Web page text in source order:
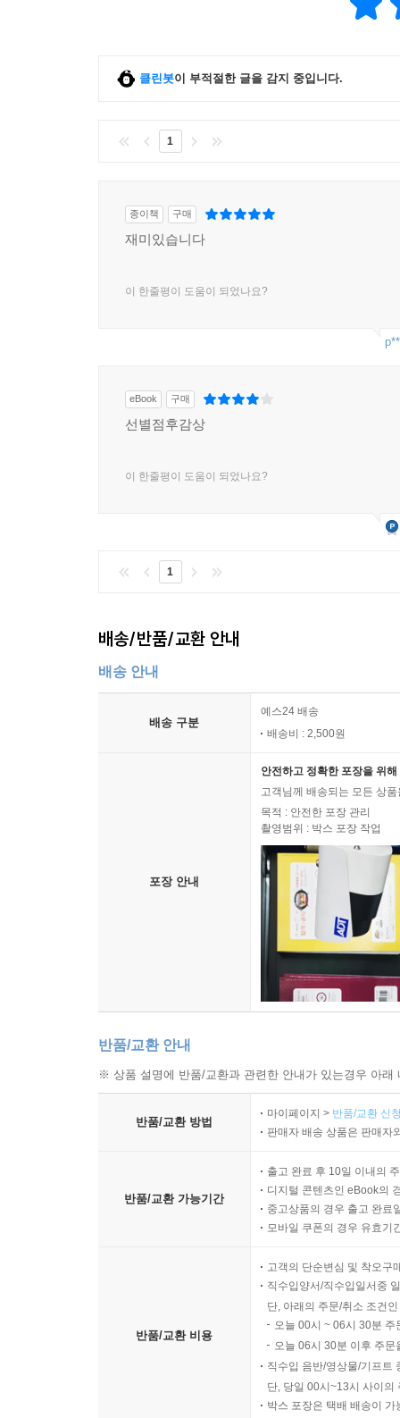
클린봇이 부적절한 글을 감지 중입니다.
1
종이책 구매
재미있습니다
이 한줄평이 도움이 되었나요?
eBook 구매
선별점후감상
이 한줄평이 도움이 되었나요?
1
배송/반품/교환 안내
배송 안내
배송 구분
예스24 배송
배송비 : 2,500원
포장 안내
안전하고 정확한 포장을 위
고객님께 배송되는 모든 상
목적 : 안전한 포장 관리
촬영범위 : 박스 포장 작업
반품/교환 안내
※ 상품 설명에 반품/교환과 관련한 안내가 있는경우 아
반품/교환 방법
마이페이지 > 반품/교환 신
판매자 배송 상품은 판매자
반품/교환 가능기간
출고 완료 후 10일 이내의
디지털 콘텐츠인 eBook의
중고상품의 경우 출고 완료
모바일 쿠폰의 경우 유효기
반품/교환 비용
고객의 단순변심 및 착오구
직수입양서/직수입일서중
단, 아래의 주문/취소 조건
오늘 00시 ~ 06시 30분
오늘 06시 30분 이후 주
직수입 음반/영상물/기프트
단, 당일 00시~13시 사이의
박스 포장은 택배 배송이